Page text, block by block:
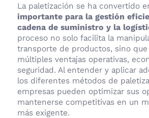
La paletización se ha convertido
importante para la gestión
cadena de suministro y la
proceso no solo facilita la
transporte de productos, sino
múltiples ventajas operativas,
seguridad. Al entender y aplicar
los diferentes métodos de
empresas pueden optimizar sus
mantenerse competitivas en un
más exigente.